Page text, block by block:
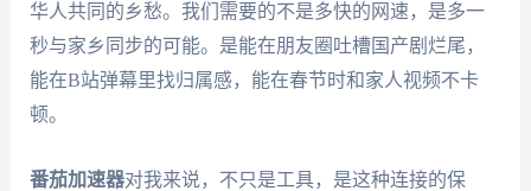
华人共同的乡愁。我们需要的不是多快的网速，是多一
秒与家乡同步的可能。是能在朋友圈吐槽国产剧烂尾，
能在B站弹幕里找归属感，能在春节时和家人视频不卡
顿。
番茄加速器对我来说，不只是工具，是这种连接的保